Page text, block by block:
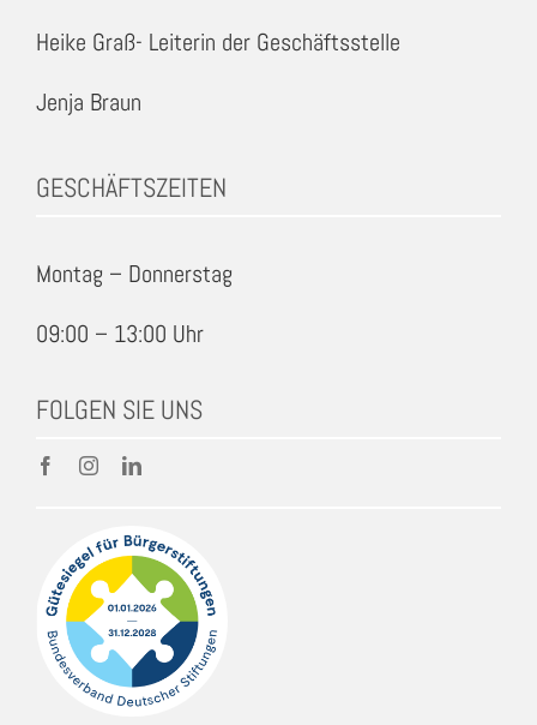
Heike Graß- Leiterin der Geschäftsstelle
Jenja Braun
GESCHÄFTSZEITEN
Montag – Donnerstag
09:00 – 13:00 Uhr
FOLGEN SIE UNS